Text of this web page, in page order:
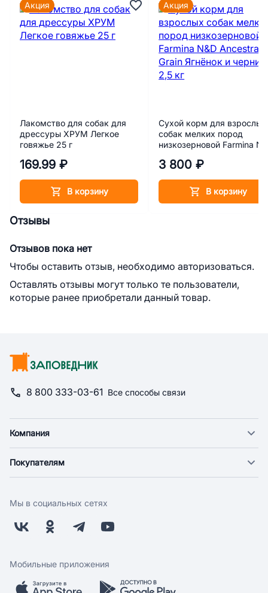
Лакомство для собак для
дрессуры ХРУМ Легкое
говяжье 25 г
169.99 ₽
В корзину
Акция
Сухой корм для взрослых
собак мелких пород
низкозерновой Farmina
черника 2,5 кг
3 800 ₽
В корзину
Акция
Отзывы
Отзывов пока нет
Чтобы оставить отзыв, необходимо авторизоваться.
Оставлять отзывы могут только те пользователи,
которые ранее приобретали данный товар.
8 800 333-03-61 Все способы связи
Компания
Новости
Поставщикам
Заводчикам
Обратная связь
Покупателям
Оплата
Бонусная программа
Скидки и акции
Мы в социальных сетях
Мобильные приложения